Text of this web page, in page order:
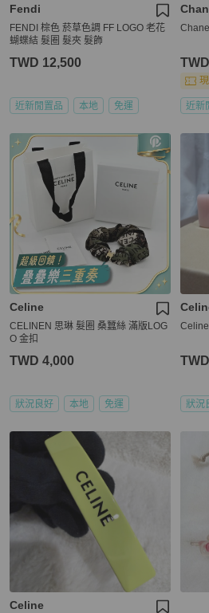
Fendi
FENDI 棕色 菸草色調 FF LOGO 老花
蝴蝶結 髮圈 髮夾 髮飾
TWD 12,500
近新閒置品 本地 免運 近新
Celine
CELINEN 思琳 髮圈 桑蠶絲 滿版LOG
O 金扣
TWD 4,000
狀況良好 本地 免運 狀況
Celine